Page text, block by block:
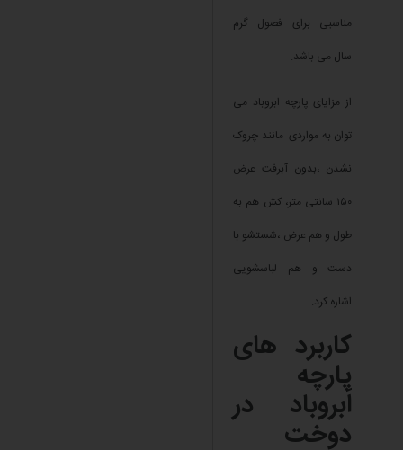
مناسبی برای فصول گرم
سال می باشد.
از مزایای پارچه ابروباد می
توان به مواردی مانند چروک
نشدن ،بدون آبرفت عرض
۱۵۰ سانتی متر، کش هم به
طول و هم عرض ،شستشو با
دست و هم لباسشویی
اشاره کرد.
کاربرد های
پارچه
اَبروباد در
دوخت